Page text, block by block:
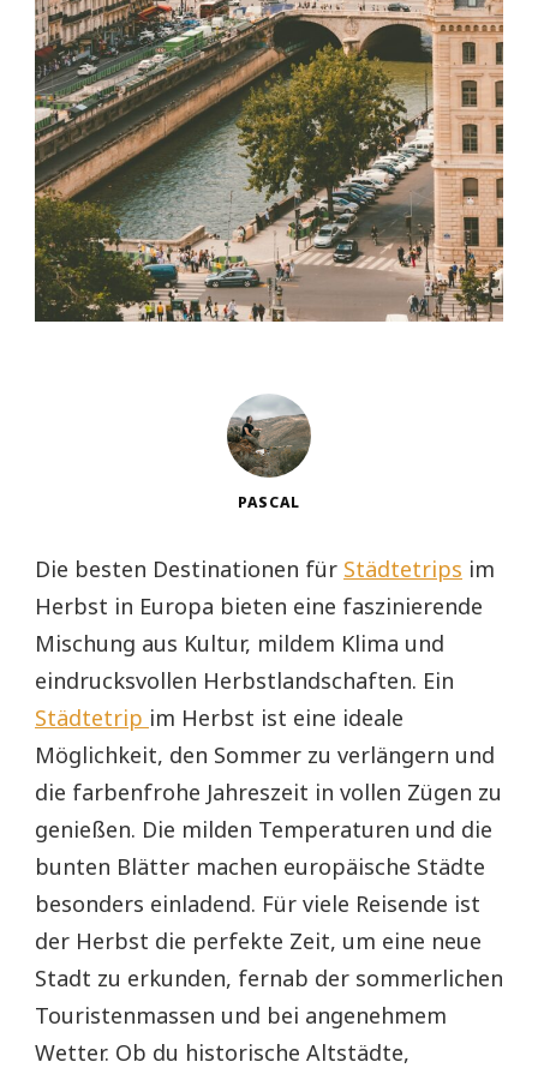
PASCAL
Die besten Destinationen für Städtetrips im
Herbst in Europa bieten eine faszinierende
Mischung aus Kultur, mildem Klima und
eindrucksvollen Herbstlandschaften. Ein
Städtetrip im Herbst ist eine ideale
Möglichkeit, den Sommer zu verlängern und
die farbenfrohe Jahreszeit in vollen Zügen zu
genießen. Die milden Temperaturen und die
bunten Blätter machen europäische Städte
besonders einladend. Für viele Reisende ist
der Herbst die perfekte Zeit, um eine neue
Stadt zu erkunden, fernab der sommerlichen
Touristenmassen und bei angenehmem
Wetter. Ob du historische Altstädte,